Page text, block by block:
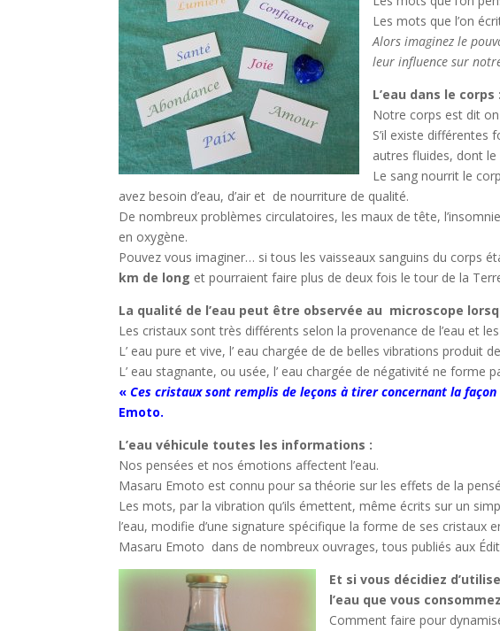
Les mots que l’on
Alors imaginez le
leur influence sur
L’eau dans le corps :
Notre corps est dit
S’il existe
autres fluides, dont
Le sang nourrit le
avez besoin d’eau, d’air et de nourriture de qualité.
De nombreux problèmes circulatoires, les maux de tête,
en oxygène.
Pouvez vous imaginer… si tous les vaisseaux sanguins du corps
km de long et pourraient faire plus de deux fois le tour de la
La qualité de l’eau peut être observée au microscope
Les cristaux sont très différents selon la provenance de l’eau et
L’ eau pure et vive, l’ eau chargée de de belles vibrations produit
L’ eau stagnante, ou usée, l’ eau chargée de négativité ne forme
«Ces cristaux sont remplis de leçons à tirer concernant la
Emoto.
L’eau véhicule toutes les informations :
Nos pensées et nos émotions affectent l’eau.
Masaru Emoto est connu pour sa théorie sur les effets de la
Les mots, par la vibration qu’ils émettent, même écrits sur un
l’eau, modifie d’une signature spécifique la forme de ses cristaux
Masaru Emoto dans de nombreux ouvrages, tous publiés aux
Et si vous décidiez
l’eau que vous
Comment faire pour